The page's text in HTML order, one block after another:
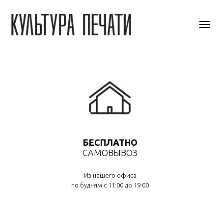
БЕСПЛАТНО
САМОВЫВОЗ
Из нашего офиса
по будням с 11:00 до 19:00